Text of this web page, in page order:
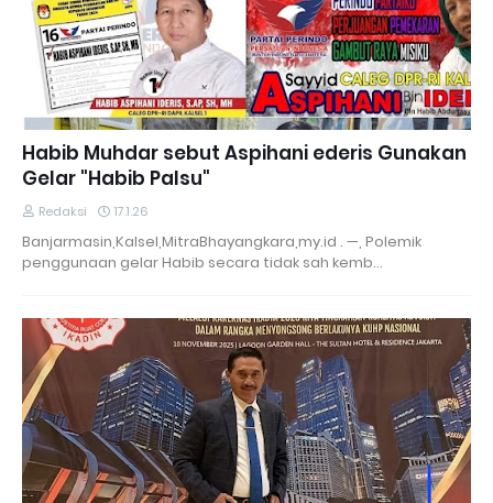
Habib Muhdar sebut Aspihani ederis Gunakan
Gelar "Habib Palsu"
Redaksi 17.1.26
Banjarmasin,Kalsel,MitraBhayangkara,my.id . —, Polemik
penggunaan gelar Habib secara tidak sah kemb…